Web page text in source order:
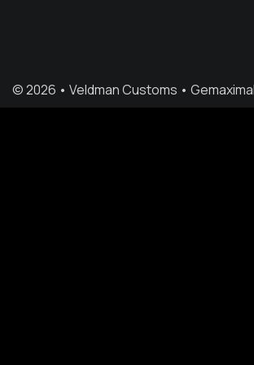
© 2026 • Veldman Customs •